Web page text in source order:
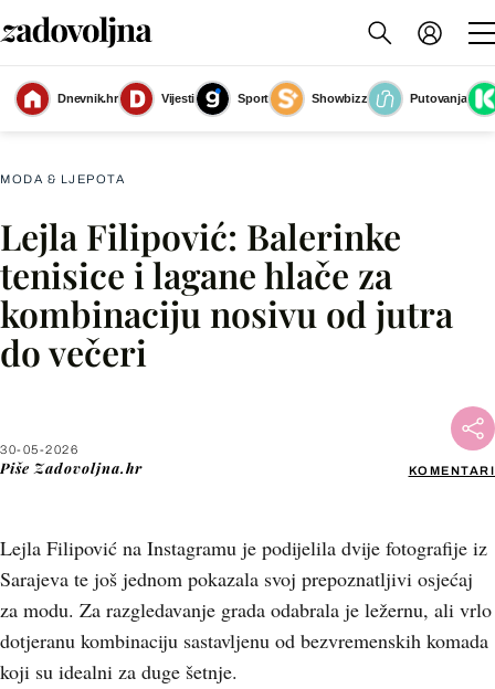
Dnevnik.hr Vijesti Sport Showbizz
Putovanja
Lejla Filipović
(Foto: Josip Mikacic/PIXSELL/Pixsell)
MODA & LJEPOTA
Lejla Filipović: Balerinke
tenisice i lagane hlače za
kombinaciju nosivu od jutra
do večeri
30-05-2026
Piše Zadovoljna.hr KOMENTARI
Lejla Filipović na Instagramu je podijelila dvije fotografije iz
Sarajeva te još jednom pokazala svoj prepoznatljivi osjećaj
za modu. Za razgledavanje grada odabrala je ležernu, ali vrlo
dotjeranu kombinaciju sastavljenu od bezvremenskih komada
koji su idealni za duge šetnje.
Facebook
X